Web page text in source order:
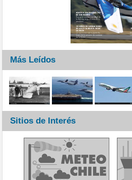
Más Leídos
Sitios de Interés